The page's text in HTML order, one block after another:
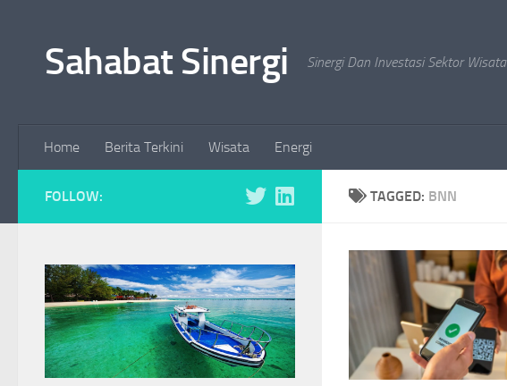
Sahabat Sinergi Sinergi Dan Investasi Sektor Wisata
Home Berita Terkini Wisata Energi
TAGGED: BNN
FOLLOW: